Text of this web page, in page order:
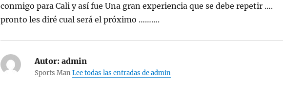
conmigo para Cali y así fue Una gran experiencia que se debe repetir ….
pronto les diré cual será el próximo ……….
Autor:admin
Sports ManLee todas las entradas de admin